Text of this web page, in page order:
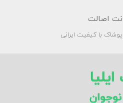
اصالت
پوشاک با کیفیت ایرانی